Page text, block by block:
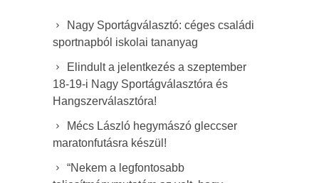
Nagy Sportágválasztó: céges családi
sportnapból iskolai tananyag
Elindult a jelentkezés a szeptember
18-19-i Nagy Sportágválasztóra és
Hangszerválasztóra!
Mécs László hegymászó gleccser
maratonfutásra készül!
“Nekem a legfontosabb